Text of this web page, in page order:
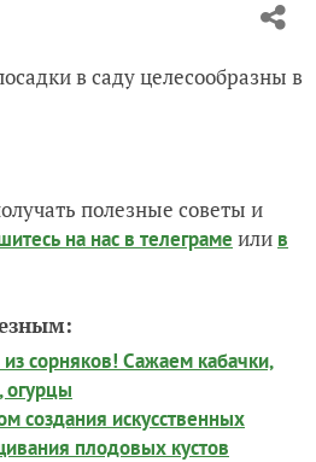
в саду целесообразны в
полезные советы и
на нас в телеграме или в
сорняков! Сажаем кабачки,
огурцы
создания искусственных
плодовых кустов